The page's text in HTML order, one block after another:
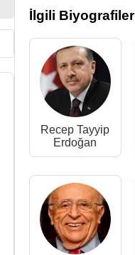
İlgili Biyografiler
Recep Tayyip
Erdoğan